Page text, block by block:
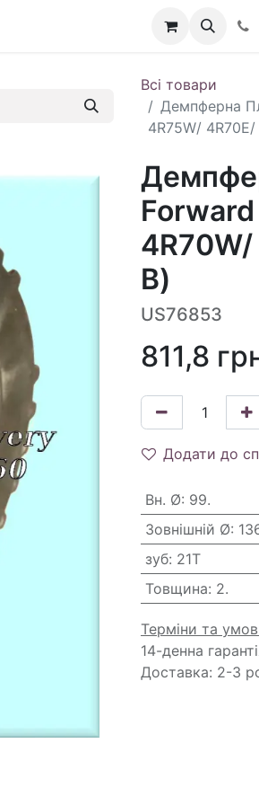
Всі товари
Демпферна
4R75W/
В)
US76853
811,8
Додати до
Вн. Ø: 99.
Зовнішній Ø:
зуб: 21T
Товщина: 2.
Терміни та
14-денна
Доставка: 2-3